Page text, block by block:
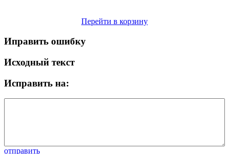
Перейти в корзину
Иправить ошибку
Исходный текст
Исправить на:
отправить